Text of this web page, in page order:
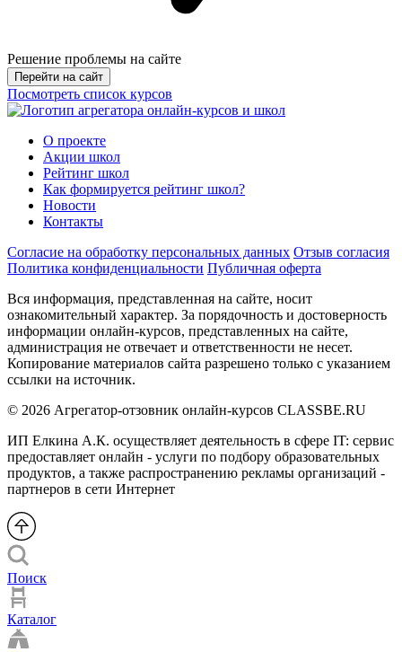
Решение проблемы на сайте
Перейти на сайт
Посмотреть список курсов
О проекте
Акции школ
Рейтинг школ
Как формируется рейтинг школ?
Новости
Контакты
Согласие на обработку персональных данных Отзыв согласия
Политика конфиденциальности Публичная оферта
Вся информация, представленная на сайте, носит
ознакомительный характер. За порядочность и достоверность
информации онлайн-курсов, представленных на сайте,
администрация не отвечает и ответственности не несет.
Копирование материалов сайта разрешено только с указанием
ссылки на источник.
© 2026 Агрегатор-отзовник онлайн-курсов CLASSBE.RU
ИП Елкина А.К. осуществляет деятельность в сфере IT: сервис
предоставляет онлайн - услуги по подбору образовательных
продуктов, а также распространению рекламы организаций -
партнеров в сети Интернет
Поиск
Каталог